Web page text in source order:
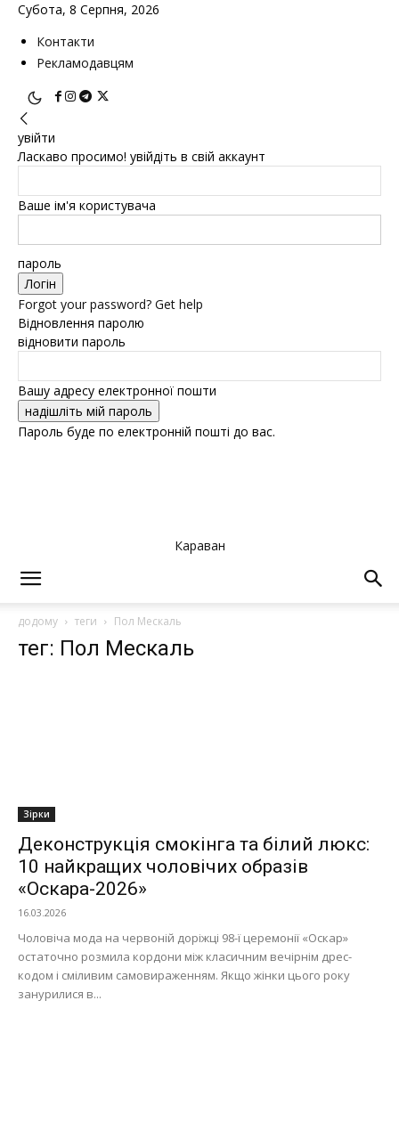
Субота, 8 Серпня, 2026
Контакти
Рекламодавцям
увійти
Ласкаво просимо! увійдіть в свій аккаунт
Ваше ім'я користувача
пароль
Forgot your password? Get help
Відновлення паролю
відновити пароль
Вашу адресу електронної пошти
Пароль буде по електронній пошті до вас.
Караван
додому теги Пол Мескаль
тег: Пол Мескаль
Зірки
Деконструкція смокінга та білий люкс:
10 найкращих чоловічих образів
«Оскара-2026»
16.03.2026
Чоловіча мода на червоній доріжці 98-ї церемонії «Оскар»
остаточно розмила кордони між класичним вечірнім дрес-
кодом і сміливим самовираженням. Якщо жінки цього року
занурилися в...